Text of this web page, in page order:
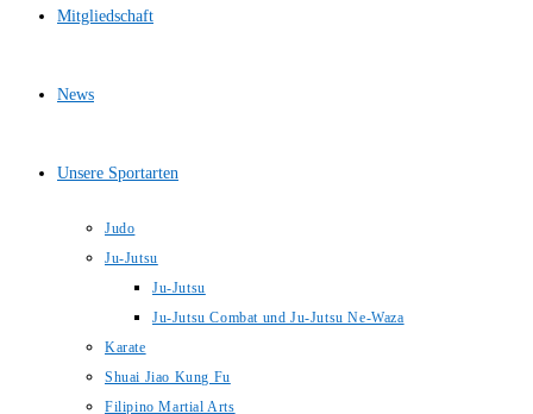
Mitgliedschaft
News
Unsere Sportarten
Judo
Ju-Jutsu
Ju-Jutsu
Ju-Jutsu Combat und Ju-Jutsu Ne-Waza
Karate
Shuai Jiao Kung Fu
Filipino Martial Arts